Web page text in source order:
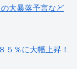
大暴落予言など
％に大幅上昇！